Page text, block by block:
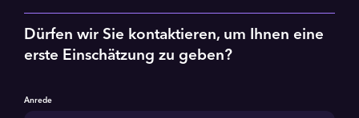
Dürfen wir Sie kontaktieren, um Ihnen eine
erste Einschätzung zu geben?
Anrede